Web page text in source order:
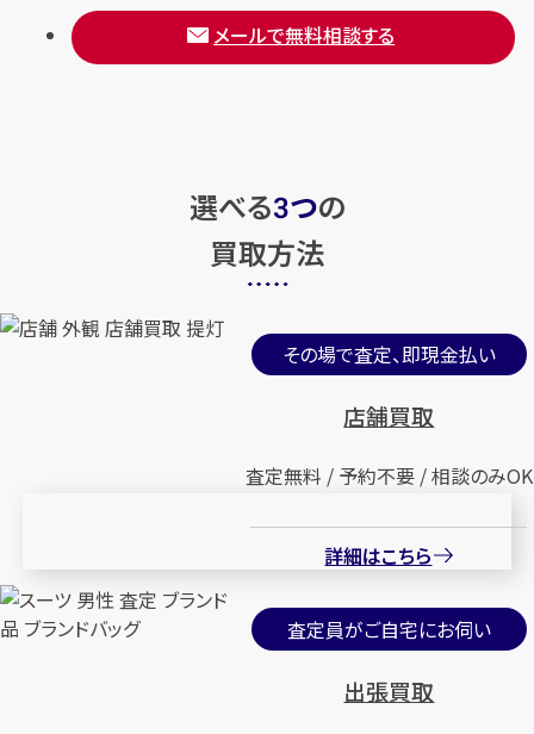
メールで無料相談する
選べる3つの
買取方法
その場で査定、即現金払い
店舗買取
査定無料 / 予約不要 / 相談のみOK
詳細はこちら
査定員がご自宅にお伺い
出張買取